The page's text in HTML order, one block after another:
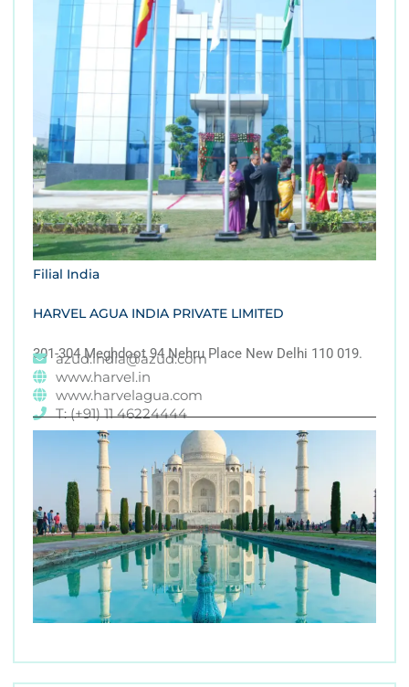
Filial India
HARVEL AGUA INDIA PRIVATE LIMITED
301-304 Meghdoot 94 Nehru Place New Delhi 110 019.
azud.india@azud.com
www.harvel.in
www.harvelagua.com
T: (+91) 11 46224444